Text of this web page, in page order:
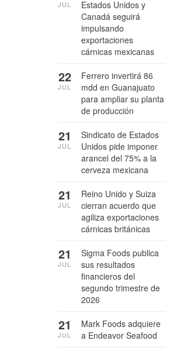
Estados Unidos y
Canadá seguirá
impulsando
exportaciones
cárnicas mexicanas
JUL
Ferrero invertirá 86
mdd en Guanajuato
para ampliar su planta
de producción
22
JUL
Sindicato de Estados
Unidos pide imponer
arancel del 75% a la
cerveza mexicana
21
JUL
Reino Unido y Suiza
cierran acuerdo que
agiliza exportaciones
cárnicas británicas
21
JUL
Sigma Foods publica
sus resultados
financieros del
segundo trimestre de
2026
21
JUL
Mark Foods adquiere
a Endeavor Seafood
21
JUL